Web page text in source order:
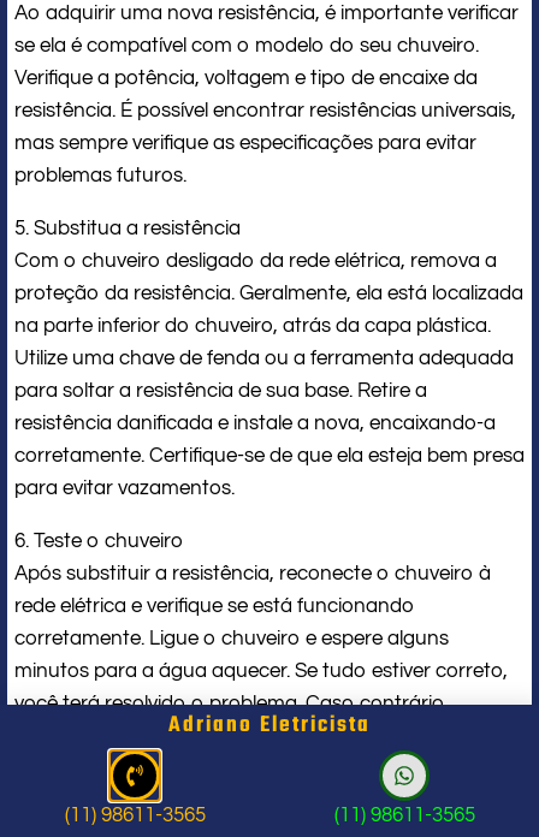
Ao adquirir uma nova resistência, é importante verificar
se ela é compatível com o modelo do seu chuveiro.
Verifique a potência, voltagem e tipo de encaixe da
resistência. É possível encontrar resistências universais,
mas sempre verifique as especificações para evitar
problemas futuros.
5. Substitua a resistência
Com o chuveiro desligado da rede elétrica, remova a
proteção da resistência. Geralmente, ela está localizada
na parte inferior do chuveiro, atrás da capa plástica.
Utilize uma chave de fenda ou a ferramenta adequada
para soltar a resistência de sua base. Retire a
resistência danificada e instale a nova, encaixando-a
corretamente. Certifique-se de que ela esteja bem presa
para evitar vazamentos.
6. Teste o chuveiro
Após substituir a resistência, reconecte o chuveiro à
rede elétrica e verifique se está funcionando
corretamente. Ligue o chuveiro e espere alguns
minutos para a água aquecer. Se tudo estiver correto,
você terá resolvido o problema. Caso contrário,
verifique se a resistência foi instalada corretamente ou
se há algum outro problema no circuito elétrico.
7. Caso necessário, chame um profissional
Adriano Eletricista
(11) 98611-3565 (11) 98611-3565